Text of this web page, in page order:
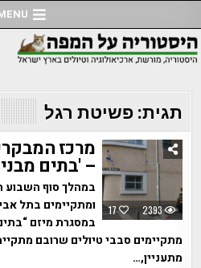
to
content
תגית:פשיטת רגל
17 2393
מרכז
– 'בתים מבנים
במהלך סוף השבוע
ומתקיימים בתל
במסגרת מיזם
מתקיימים סבבי טיולים שרובם
מתעניין,…